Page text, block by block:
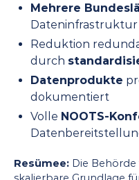
Mehrere
Reduktion
durch
Datenprodukte
dokumentiert
Volle NOOTS-
Resümee: Die